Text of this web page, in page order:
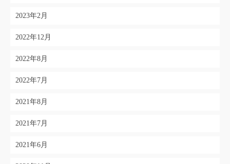
2023年2月
2022年12月
2022年8月
2022年7月
2021年8月
2021年7月
2021年6月